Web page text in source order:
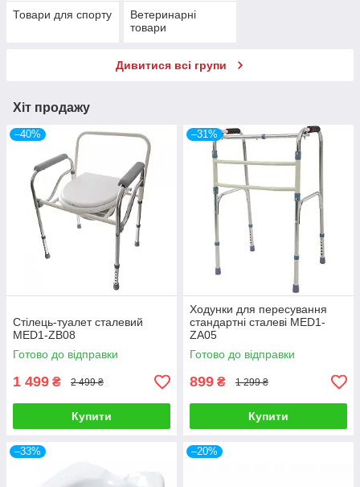
Товари для спорту
Ветеринарні
товари
Дивитися всі групи
Хіт продажу
–40%
Стілець-туалет сталевий
MED1-ZB08
Готово до відправки
1 499 ₴ 2 499 ₴
Купити
–31%
Ходунки для пересування
стандартні сталеві MED1-
ZA05
Готово до відправки
899 ₴ 1 299 ₴
Купити
–33% –20%